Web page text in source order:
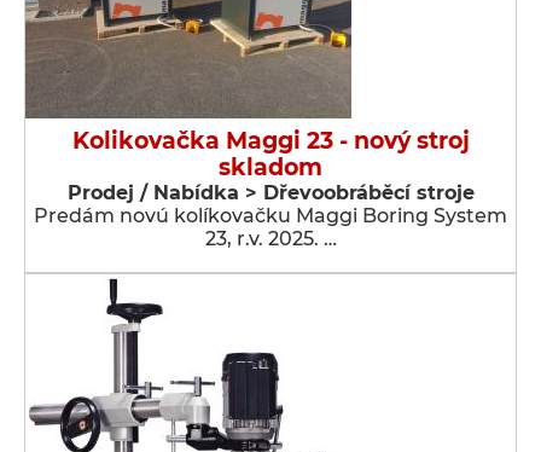
Kolikovačka Maggi 23 - nový stroj
skladom
Prodej / Nabídka > Dřevoobráběcí stroje
Predám novú kolíkovačku Maggi Boring System
23, r.v. 2025. …